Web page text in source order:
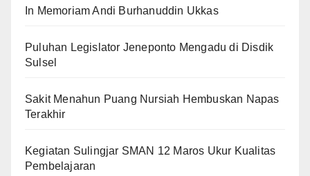
In Memoriam Andi Burhanuddin Ukkas
Puluhan Legislator Jeneponto Mengadu di Disdik
Sulsel
Sakit Menahun Puang Nursiah Hembuskan Napas
Terakhir
Kegiatan Sulingjar SMAN 12 Maros Ukur Kualitas
Pembelajaran